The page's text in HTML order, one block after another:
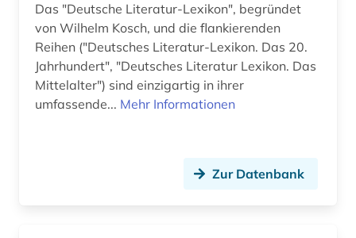
aufklärung (1)
aufsatz (1)
aufsatzsammlung (3)
Japan (6)
Jugoslawien (3)
Kanada (10)
Kroatien (3)
Litauen (8)
Das "Deutsche Literatur-Lexikon", begründet
von Wilhelm Kosch, und die flankierenden
Reihen ("Deutsches Literatur-Lexikon. Das 20.
Jahrhundert", "Deutsches Literatur Lexikon. Das
Mittelalter") sind einzigartig in ihrer
umfassende... Mehr Informationen
Zur Datenbank